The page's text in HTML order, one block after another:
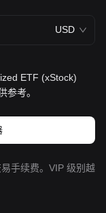
USD
ETF (xStock)
参考。
手续费。VIP 级别越